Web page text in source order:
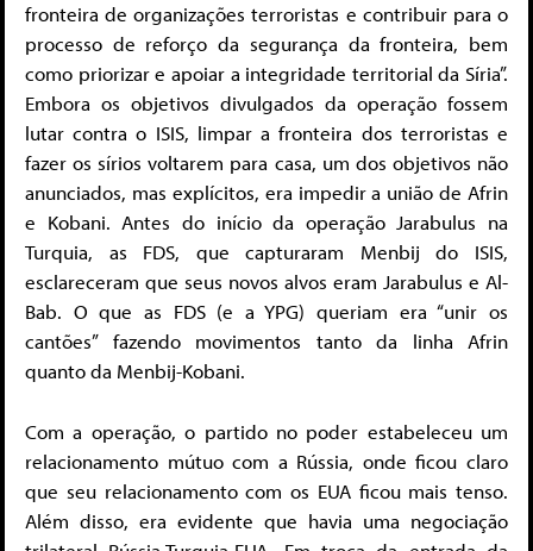
fronteira de organizações terroristas e contribuir para o
processo de reforço da segurança da fronteira, bem
como priorizar e apoiar a integridade territorial da Síria”.
Embora os objetivos divulgados da operação fossem
lutar contra o ISIS, limpar a fronteira dos terroristas e
fazer os sírios voltarem para casa, um dos objetivos não
anunciados, mas explícitos, era impedir a união de Afrin
e Kobani. Antes do início da operação Jarabulus na
Turquia, as FDS, que capturaram Menbij do ISIS,
esclareceram que seus novos alvos eram Jarabulus e Al-
Bab. O que as FDS (e a YPG) queriam era “unir os
cantões” fazendo movimentos tanto da linha Afrin
quanto da Menbij-Kobani.
Com a operação, o partido no poder estabeleceu um
relacionamento mútuo com a Rússia, onde ficou claro
que seu relacionamento com os EUA ficou mais tenso.
Além disso, era evidente que havia uma negociação